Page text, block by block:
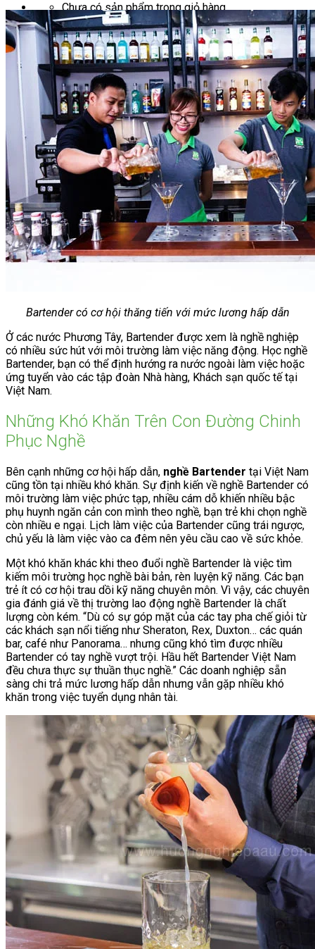
Chưa có sản phẩm trong giỏ hàng.
Giỏ hàng
Chưa có sản phẩm trong giỏ hàng.
Bartender có cơ hội thăng tiến với mức lương hấp dẫn
Ở các nước Phương Tây, Bartender được xem là nghề nghiệp
có nhiều sức hút với môi trường làm việc năng động. Học nghề
Bartender, bạn có thể định hướng ra nước ngoài làm việc hoặc
ứng tuyển vào các tập đoàn Nhà hàng, Khách sạn quốc tế tại
Việt Nam.
Những Khó Khăn Trên Con Đường Chinh
Phục Nghề
Bên cạnh những cơ hội hấp dẫn, nghề Bartender tại Việt Nam
cũng tồn tại nhiều khó khăn. Sự định kiến về nghề Bartender có
môi trường làm việc phức tạp, nhiều cám dỗ khiến nhiều bậc
phụ huynh ngăn cản con mình theo nghề, bạn trẻ khi chọn nghề
còn nhiều e ngại. Lịch làm việc của Bartender cũng trái ngược,
chủ yếu là làm việc vào ca đêm nên yêu cầu cao về sức khỏe.
Một khó khăn khác khi theo đuổi nghề Bartender là việc tìm
kiếm môi trường học nghề bài bản, rèn luyện kỹ năng. Các bạn
trẻ ít có cơ hội trau dồi kỹ năng chuyên môn. Vì vậy, các chuyên
gia đánh giá về thị trường lao động nghề Bartender là chất
lượng còn kém. “Dù có sự góp mặt của các tay pha chế giỏi từ
các khách sạn nổi tiếng như Sheraton, Rex, Duxton… các quán
bar, café như Panorama… nhưng cũng khó tìm được nhiều
Bartender có tay nghề vượt trội. Hầu hết Bartender Việt Nam
đều chưa thực sự thuần thục nghề.” Các doanh nghiệp sẵn
sàng chi trả mức lương hấp dẫn nhưng vẫn gặp nhiều khó
khăn trong việc tuyển dụng nhân tài.